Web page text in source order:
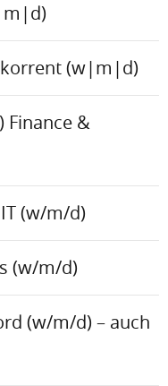
(w|m|d)
&
(w/m/d)
(w/m/d)
(w/m/d) – auch